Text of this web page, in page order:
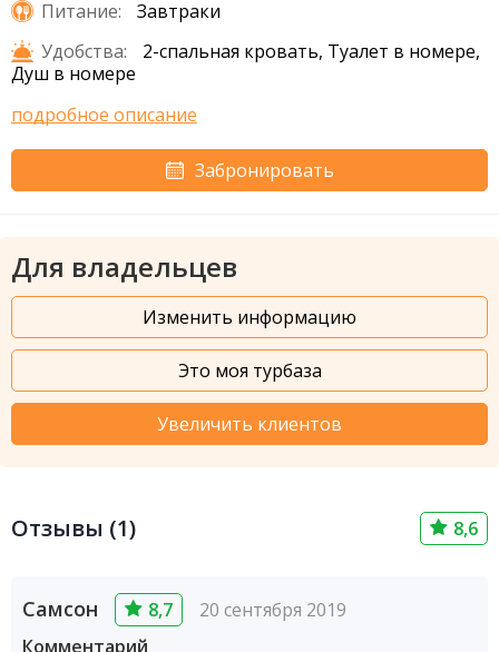
Питание:
Завтраки
Удобства:
2-спальная кровать, Туалет в номере,
Душ в номере
подробное описание
Забронировать
Для владельцев
Изменить информацию
Это моя турбаза
Увеличить клиентов
Отзывы (1) 8,6
Самсон 8,7
20 сентября 2019
Комментарий